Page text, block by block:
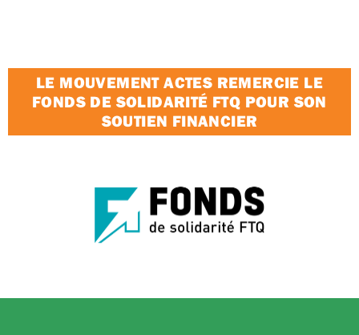
LE MOUVEMENT ACTES REMERCIE LE
FONDS DE SOLIDARITÉ FTQ POUR SON
SOUTIEN FINANCIER